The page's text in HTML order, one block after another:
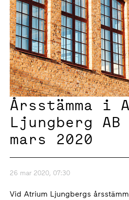
Årsstämma i
Ljungberg AB
mars 2020
26 mar 2020, 07:30
Vid Atrium Ljungbergs